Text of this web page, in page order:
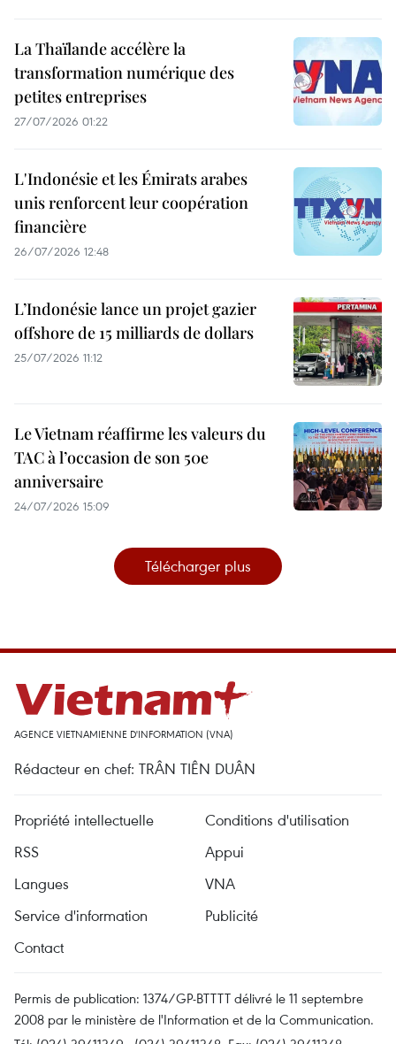
La Thaïlande accélère la
transformation numérique des
petites entreprises
27/07/2026 01:22
L'Indonésie et les Émirats arabes
unis renforcent leur coopération
financière
26/07/2026 12:48
L’Indonésie lance un projet gazier
offshore de 15 milliards de dollars
25/07/2026 11:12
Le Vietnam réaffirme les valeurs du
TAC à l’occasion de son 50e
anniversaire
24/07/2026 15:09
Télécharger plus
AGENCE VIETNAMIENNE D'INFORMATION (VNA)
Rédacteur en chef: TRÂN TIÊN DUÂN
Propriété intellectuelle
Conditions d'utilisation
RSS
Appui
Langues
VNA
Service d'information
Publicité
Contact
Permis de publication: 1374/GP-BTTTT délivré le 11 septembre
2008 par le ministère de l'Information et de la Communication.